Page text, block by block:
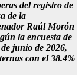
del registro de
de la
Raúl Morón
la encuesta de
junio de 2026,
con el 38.4%